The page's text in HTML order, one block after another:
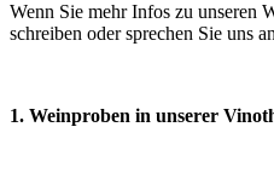
Wenn Sie mehr Infos zu unseren
schreiben oder sprechen Sie uns
1. Weinproben in unserer